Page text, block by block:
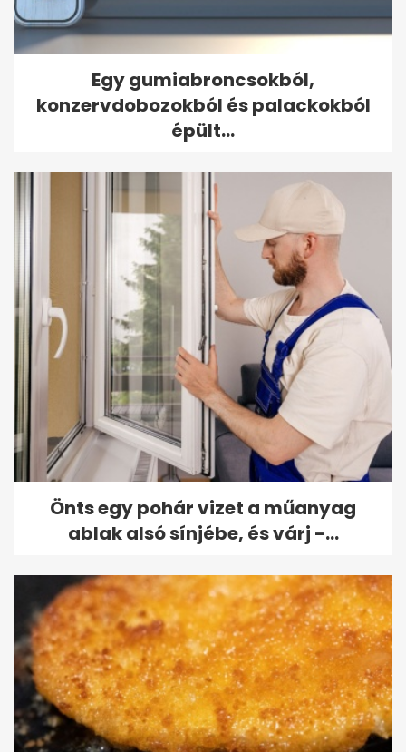
Egy gumiabroncsokból,
konzervdobozokból és palackokból
épült...
Önts egy pohár vizet a műanyag
ablak alsó sínjébe, és várj -...